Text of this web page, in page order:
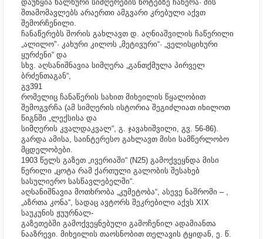
დაუწყია ხალხური სიმღერების ნოტებზე ჩაწერა· მის
შთამომავლებს არაერთი ამგვარი კრებული აქვთ
შემორჩენილი.
ჩანაწერებს შორის გახლავთ დ. აღნიაშვილის ჩაწერილი
„ალილო"· კახური კილოს „მეტივური“· „ველისციხური
ყურძენი“ და
სხვ. აღსანიშნავია სიმღერა „განთქმულა პირველ
ბრძენთაგან“,
გვ391
რომელიც ჩანაწერის სახით მიხეილის წყალობით
შემოგვრჩა (ამ სიმღერის ისტორია შეგიძლიათ იხილოთ
წიგნში „ლექსისა და
სიმღერის კვალდაკვალ“, გ. ჯავახიშვილი, გვ. 56-86).
გარდა ამისა, საინტერესო გახლავთ მისი სამწერლობო
მცდელობები.
1903 წელს გაზეთ „ივერიაში“ (N25) გამოქვეყნდა მისი
წერილი „ცოტა რამ ქართული გალობის შესახებ
სასულიერო სასწავლებელში“.
აღსანიშნავია მოთხრობა „კუმეტობა“, ასევე ნაშრომი – ,
„აზრთა კონა“, სადაც ავტორს შეკრებილი აქვს XIX
საუკუნის ჟუურნალ-
გაზეთებში გამოქვეყნებული გამოჩენილ ადამიანთა
ნააზრევი. მიხეილის თაოსნობით თელავის ტყიდან, ე. წ.